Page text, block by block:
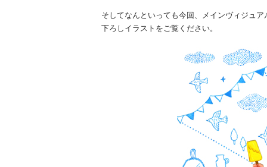
そしてなんといっても今回、メインヴィジュ
下ろしイラストをご覧ください。